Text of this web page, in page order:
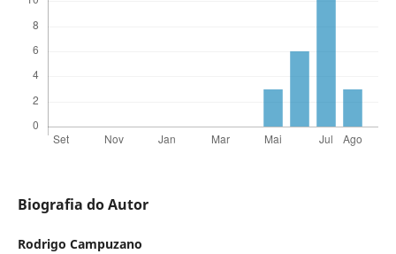
Biografia do Autor
Rodrigo Campuzano